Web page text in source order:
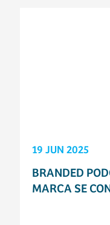
19 JUN 2025
BRANDED
MARCA SE